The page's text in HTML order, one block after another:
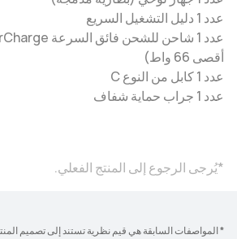
عدد 1 دليل التشغيل السريع
أقصى 66 واط)
عدد 1 كابل من النوع C
عدد 1 جراب حماية شفاف
*يُرجى الرجوع إلى المنتج الفعلي.
* المواصفات السابقة هي قيم نظرية تستند إلى تصميم